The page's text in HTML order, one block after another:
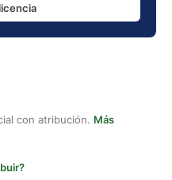
con atribución. Más